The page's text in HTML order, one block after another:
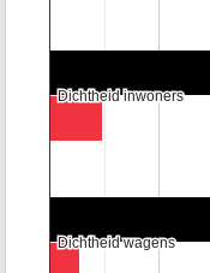
Dichtheid inwoners
Dichtheid inwoners
Dichtheid wagens
Dichtheid wagens